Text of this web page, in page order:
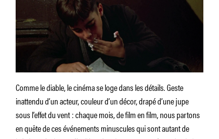
Comme le diable, le cinéma se loge dans les détails. Geste
inattendu d’un acteur, couleur d’un décor, drapé d’une jupe
sous l’effet du vent : chaque mois, de film en film, nous partons
en quête de ces événements minuscules qui sont autant de